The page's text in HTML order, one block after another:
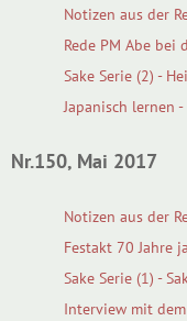
Notizen aus der
Rede PM Abe bei
Sake Serie (2) -
Japanisch lernen
Nr.150, Mai 2017
Notizen aus der
Festakt 70 Jahre
Sake Serie (1) -
Interview mit